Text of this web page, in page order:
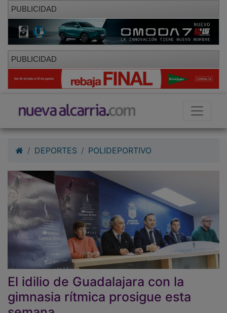
PUBLICIDAD
PUBLICIDAD
El idilio de Guadalajara con la
gimnasia rítmica prosigue esta
semana